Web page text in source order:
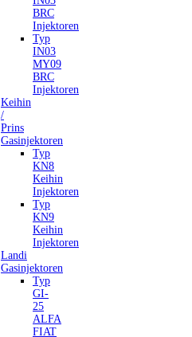
BRC
Injektoren
Typ
IN03
MY09
BRC
Injektoren
Keihin
/
Prins
Gasinjektoren
Typ
KN8
Keihin
Injektoren
Typ
KN9
Keihin
Injektoren
Landi
Gasinjektoren
Typ
GI-
25
ALFA
FIAT